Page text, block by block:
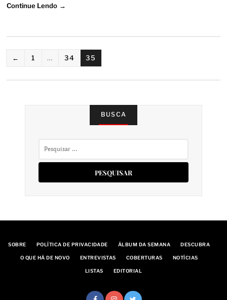
Continue Lendo →
PAGINAÇÃO
← 1 … 34 35
BUSCA
SOBRE POLÍTICA DE PRIVACIDADE ÁLBUM DA SEMANA DESCUBRA
O QUE HÁ DE NOVO ENTREVISTAS COBERTURAS NOTÍCIAS
LISTAS EDITORIAL